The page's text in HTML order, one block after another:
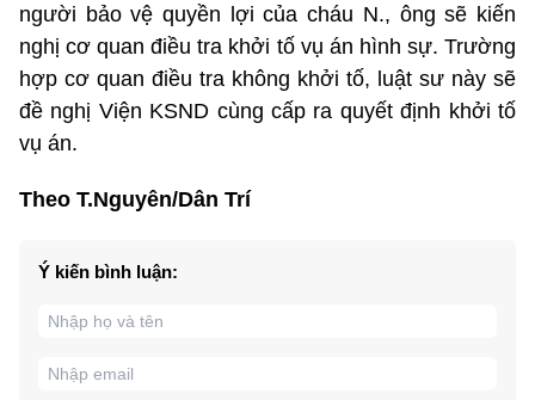
người bảo vệ quyền lợi của cháu N., ông sẽ kiến
nghị cơ quan điều tra khởi tố vụ án hình sự. Trường
hợp cơ quan điều tra không khởi tố, luật sư này sẽ
đề nghị Viện KSND cùng cấp ra quyết định khởi tố
vụ án.
Theo T.Nguyên/Dân Trí
Ý kiến bình luận: